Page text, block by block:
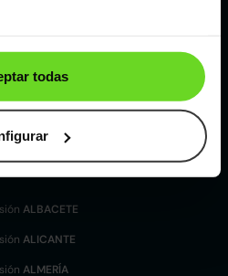
todasmano y ocasión
y ocasión
y ocasión por
ALBACETE
ALICANTE
ALMERÍA